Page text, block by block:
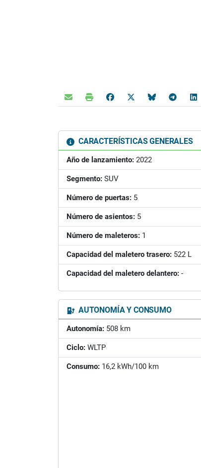
CARACTERÍSTICAS GENERALES
Año de lanzamiento: 2022
Segmento: SUV
Número de puertas: 5
Número de asientos: 5
Número de maleteros: 1
Capacidad del maletero trasero: 522 L
Capacidad del maletero delantero: -
AUTONOMÍA Y CONSUMO
Autonomía: 508 km
Ciclo: WLTP
Consumo: 16,2 kWh/100 km